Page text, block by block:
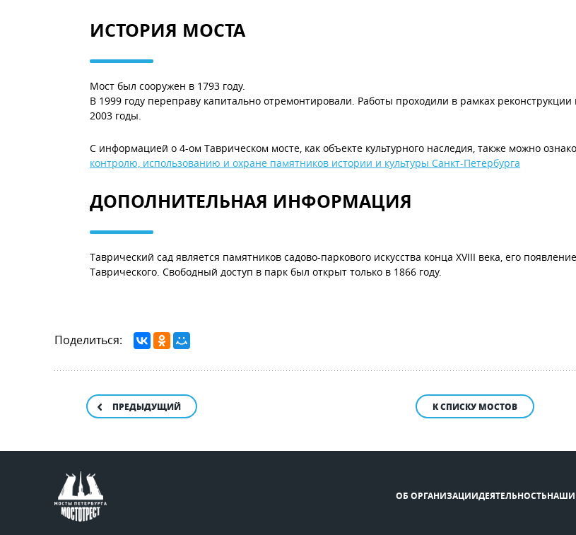
ИСТОРИЯ МОСТА
Мост был сооружен в 1793 году.
В 1999 году переправу капитально отремонтировали. Работы проходили в рамках реконструкции
2003 годы.
С информацией о 4-ом Таврическом мосте, как объекте культурного наследия, также можно
контролю, использованию и охране памятников истории и культуры Санкт-Петербурга
ДОПОЛНИТЕЛЬНАЯ ИНФОРМАЦИЯ
Таврический сад является памятников садово-паркового искусства конца XVIII века, его
Таврического. Свободный доступ в парк был открыт только в 1866 году.
Поделиться:
ПРЕДЫДУЩИЙ К СПИСКУ МОСТОВ
ОБ ОРГАНИЗАЦИИДЕЯТЕЛЬНОСТЬНАШИ